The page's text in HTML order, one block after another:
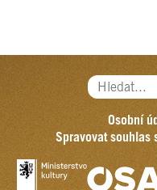
Hledat...
Osobní
Spravovat souhlas